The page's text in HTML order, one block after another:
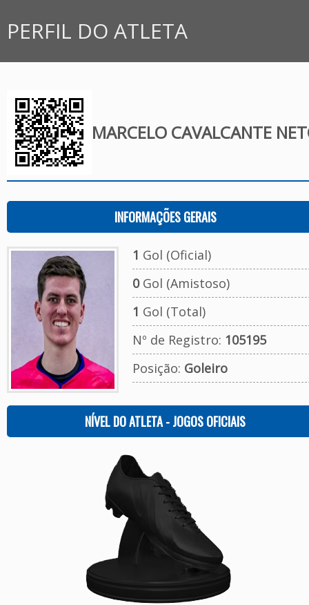
PERFIL DO ATLETA
MARCELO CAVALCANTE
INFORMAÇÕES GERAIS
1 Gol (Oficial)
0Gol (Amistoso)
1 Gol (Total)
Nº de Registro: 105195
Posição: Goleiro
NÍVEL DO ATLETA - JOGOS OFICIAIS